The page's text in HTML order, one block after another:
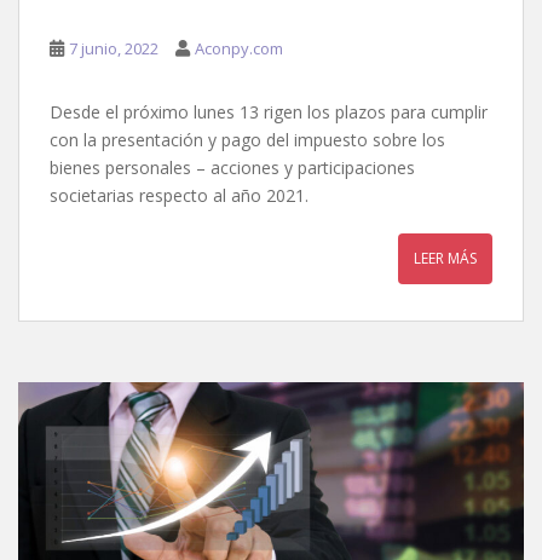
7 junio, 2022 Aconpy.com
Desde el próximo lunes 13 rigen los plazos para cumplir
con la presentación y pago del impuesto sobre los
bienes personales – acciones y participaciones
societarias respecto al año 2021.
LEER MÁS